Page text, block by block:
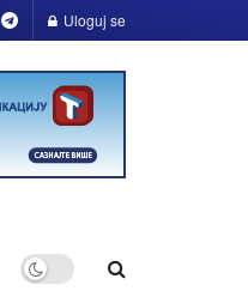
Uloguj se